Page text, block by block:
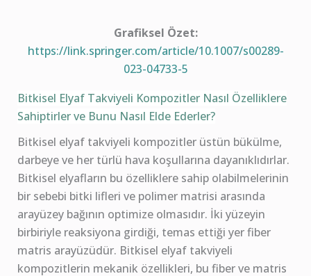
Grafiksel Özet:
https://link.springer.com/article/10.1007/s00289-
023-04733-5
Bitkisel Elyaf Takviyeli Kompozitler Nasıl Özelliklere
Sahiptirler ve Bunu Nasıl Elde Ederler?
Bitkisel elyaf takviyeli kompozitler üstün bükülme,
darbeye ve her türlü hava koşullarına dayanıklıdırlar.
Bitkisel elyafların bu özelliklere sahip olabilmelerinin
bir sebebi bitki lifleri ve polimer matrisi arasında
arayüzey bağının optimize olmasıdır. İki yüzeyin
birbiriyle reaksiyona girdiği, temas ettiği yer fiber
matris arayüzüdür. Bitkisel elyaf takviyeli
kompozitlerin mekanik özellikleri, bu fiber ve matris